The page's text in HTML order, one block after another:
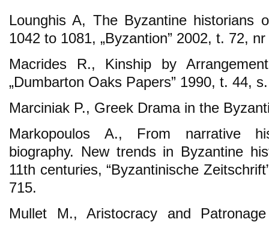
Lounghis A, The Byzantine historians
1042 to 1081, „Byzantion” 2002, t. 72,
Macrides R., Kinship by
„Dumbarton Oaks Papers” 1990, t. 44,
Marciniak P., Greek Drama in the
Markopoulos A., From narrative
biography. New trends in Byzantine
11th centuries, “Byzantinische
715.
Mullet M., Aristocracy and